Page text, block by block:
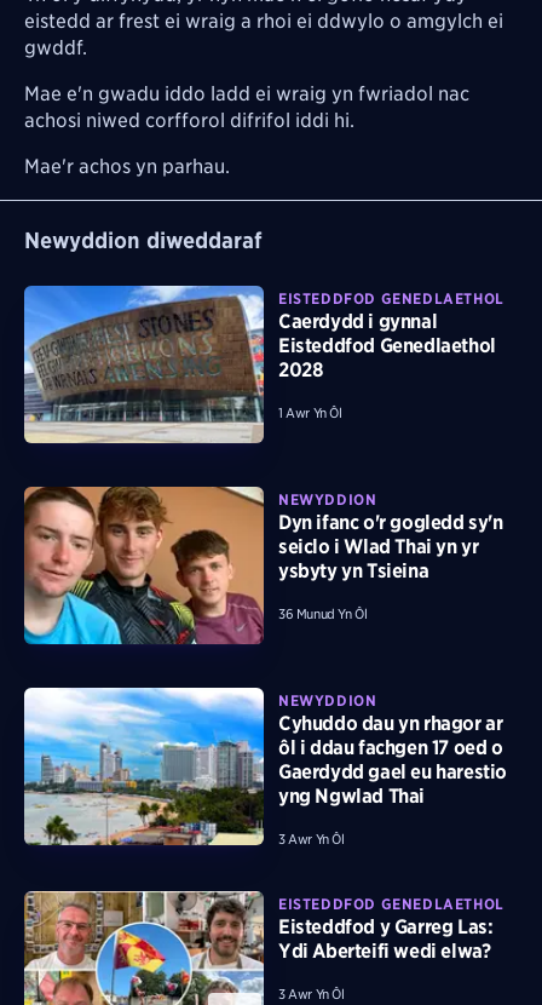
eistedd ar frest ei wraig a rhoi ei ddwylo o amgylch ei
gwddf.
Mae e'n gwadu iddo ladd ei wraig yn fwriadol nac
achosi niwed corfforol difrifol iddi hi.
Mae'r achos yn parhau.
Newyddion diweddaraf
EISTEDDFOD GENEDLAETHOL
Caerdydd i gynnal
Eisteddfod Genedlaethol
2028
1 Awr Yn Ôl
NEWYDDION
Dyn ifanc o'r gogledd sy'n
seiclo i Wlad Thai yn yr
ysbyty yn Tsieina
36 Munud Yn Ôl
NEWYDDION
Cyhuddo dau yn rhagor ar
ôl i ddau fachgen 17 oed o
Gaerdydd gael eu harestio
yng Ngwlad Thai
3 Awr Yn Ôl
EISTEDDFOD GENEDLAETHOL
Eisteddfod y Garreg Las:
Ydi Aberteifi wedi elwa?
3 Awr Yn Ôl